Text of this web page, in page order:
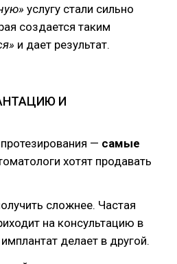
услугу стали сильно
создается таким
и дает результат.
И
— самые
хотят продавать
сложнее. Частая
на консультацию в
делает в другой.